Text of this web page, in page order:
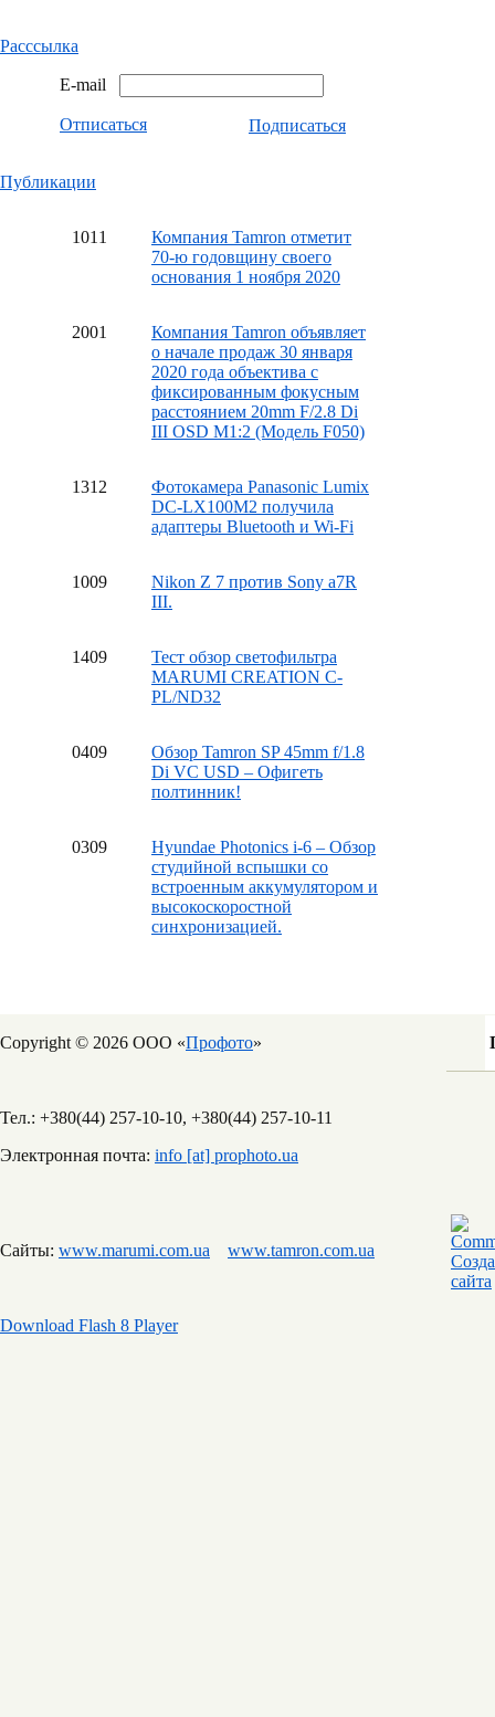
Расссылка
E-mail
Отписаться Подписаться
Публикации
1011
Компания Tamron отметит
70-ю годовщину своего
основания 1 ноября 2020
2001
Компания Tamron объявляет
о начале продаж 30 января
2020 года объектива с
фиксированным фокусным
расстоянием 20mm F/2.8 Di
III OSD M1:2 (Модель F050)
1312
Фотокамера Panasonic Lumix
DC-LX100M2 получила
адаптеры Bluetooth и Wi-Fi
1009
Nikon Z 7 против Sony a7R
III.
1409
Тест обзор светофильтра
MARUMI CREATION C-
PL/ND32
0409
Обзор Tamron SP 45mm f/1.8
Di VC USD – Офигеть
полтинник!
0309
Hyundae Photonics i-6 – Обзор
студийной вспышки со
встроенным аккумулятором и
высокоскоростной
синхронизацией.
Copyright © 2026 ООО «Профото»
Тел.: +380(44) 257-10-10, +380(44) 257-10-11
Электронная почта: info [at] prophoto.ua
Сайты: www.marumi.com.ua www.tamron.com.ua
Download Flash 8 Player